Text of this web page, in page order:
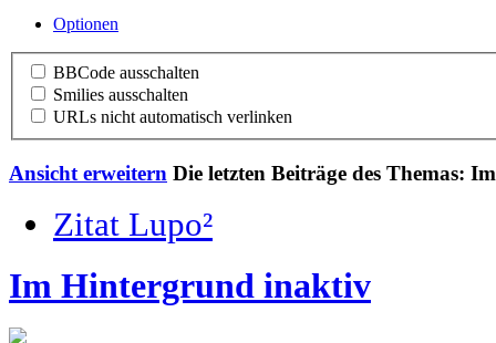
Optionen
BBCode ausschalten
Smilies ausschalten
URLs nicht automatisch verlinken
Ansicht erweitern Die letzten Beiträge des Themas:
Zitat Lupo²
Im Hintergrund inaktiv